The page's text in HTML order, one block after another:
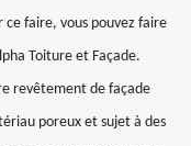
ce faire, vous pouvez faire
Toiture et Façade.
revêtement de façade
poreux et sujet à des